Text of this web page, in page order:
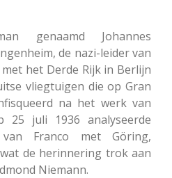
genaamd Johannes
de nazi-leider van
het Derde Rijk in Berlijn
vliegtuigen die op Gran
na het werk van
25 juli 1936 analyseerde
Franco met Göring,
de herinnering trok aan
Niemann.